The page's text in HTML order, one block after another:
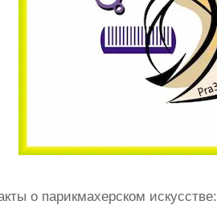
о парикмахерском искусстве: